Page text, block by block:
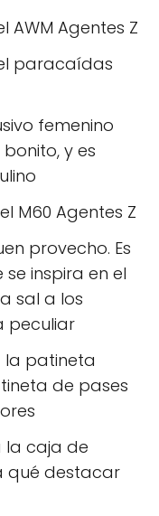
AWM Agentes Z
paracaídas
femenino
y es
M60 Agentes Z
provecho. Es
inspira en el
sal a los
peculiar
la patineta
de pases
la caja de
qué destacar